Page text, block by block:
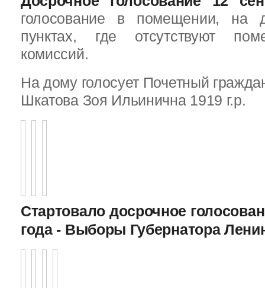
голосование в помещении, на
пунктах, где отсутствуют
комиссий.
На дому голосует Почетный
Шкатова Зоя Ильинична 1919 г.р.
Стартовало досрочное
года - Выборы Губернатора